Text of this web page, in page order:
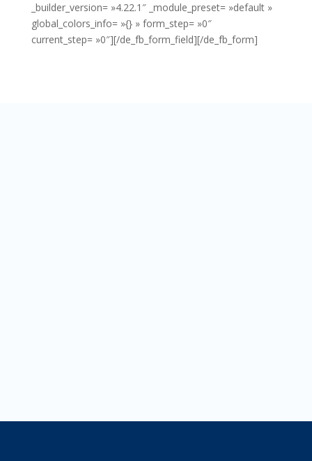
_builder_version= »4.22.1″ _module_preset= »default »
global_colors_info= »{} » form_step= »0″
current_step= »0″][/de_fb_form_field][/de_fb_form]